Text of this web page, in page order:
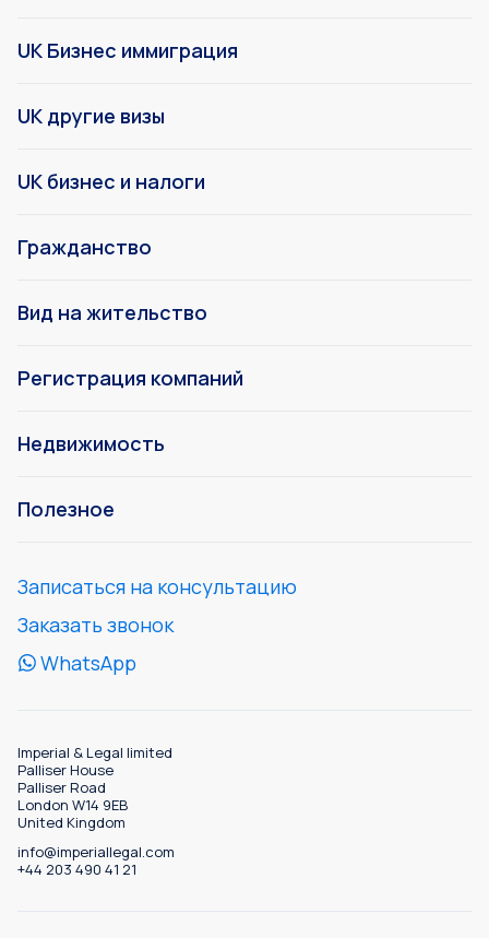
UK Бизнес иммиграция
UK другие визы
UK бизнес и налоги
Гражданство
Вид на жительство
Регистрация компаний
Недвижимость
Полезное
Записаться на консультацию
Заказать звонок
WhatsApp
Imperial & Legal limited
Palliser House
Palliser Road
London W14 9EB
United Kingdom
info@imperiallegal.com
+44 203 490 41 21